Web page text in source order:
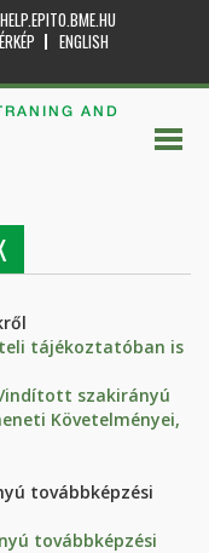
HELP.EPITO.BME.HU
ENGLISH
AND
tájékoztatóban is
indított szakirányú
Követelményei,
továbbképzési
továbbképzési